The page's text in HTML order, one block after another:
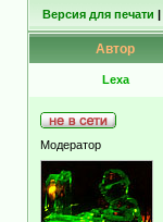
Версия для печати |
Автор
Lexa
Модератор